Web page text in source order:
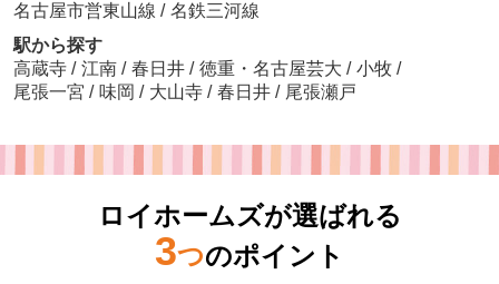
名古屋市営東山線 / 名鉄三河線
駅から探す
高蔵寺 / 江南 / 春日井 / 徳重・名古屋芸大 / 小牧 /
尾張一宮 / 味岡 / 大山寺 / 春日井 / 尾張瀬戸
ロイホームズが選ばれる
3つのポイント